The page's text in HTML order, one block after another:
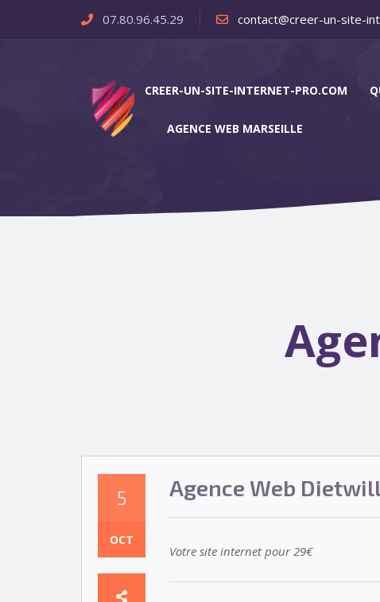
07.80.96.45.29 contact@creer-un-site-
CREER-UN-SITE-INTERNET-PRO.COM
AGENCE WEB MARSEILLE
5
OCT
Agence Web
Votre site internet pour 29€